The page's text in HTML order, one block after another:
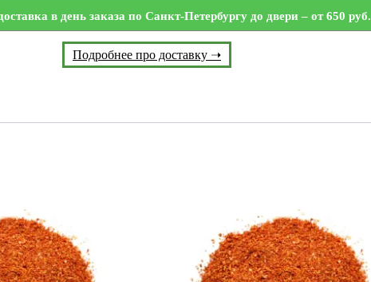
в день заказа по Санкт-Петербургу до двери – от 650 руб.
Подробнее про доставку ➝